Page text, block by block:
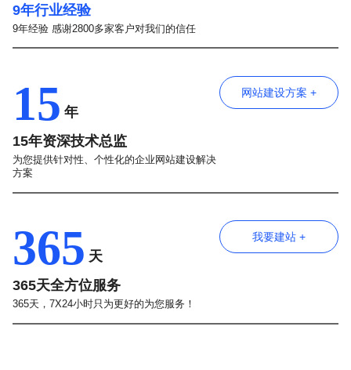
9年行业经验
9年经验 感谢2800多家客户对我们的信任
15 年
15年资深技术总监
为您提供针对性、个性化的企业网站建设解决
方案
网站建设方案 +
365 天
365天全方位服务
365天，7X24小时只为更好的为您服务！
我要建站 +